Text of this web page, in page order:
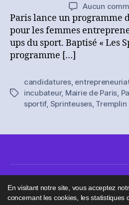
Aucun
Paris lance un programme
pour les femmes
ups du sport. Baptisé « Les
programme […]
Étiquettes
candidatures,
incubateur, Mairie de Paris
sportif, Sprinteuses, Tremplin
En visitant notre site, vous acceptez
concernant les cookies, les statistiques